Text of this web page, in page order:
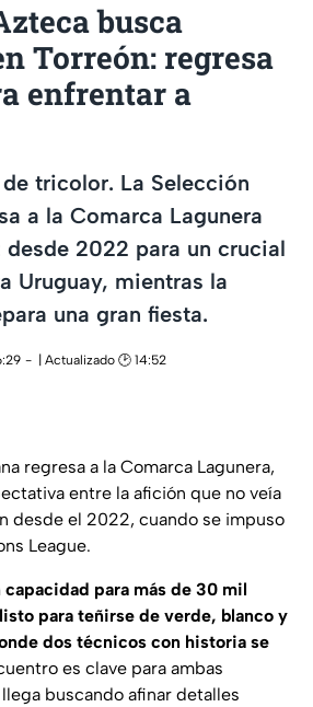
busca
Torreón: regresa
enfrentar a
tricolor. La Selección
a la Comarca Lagunera
2022 para un crucial
Uruguay, mientras la
una gran fiesta.
| Actualizado 🕑 14:52
regresa a la Comarca Lagunera,
entre la afición que no veía
desde el 2022, cuando se impuso
League.
capacidad para más de 30 mil
para teñirse de verde, blanco y
dos técnicos con historia se
es clave para ambas
buscando afinar detalles